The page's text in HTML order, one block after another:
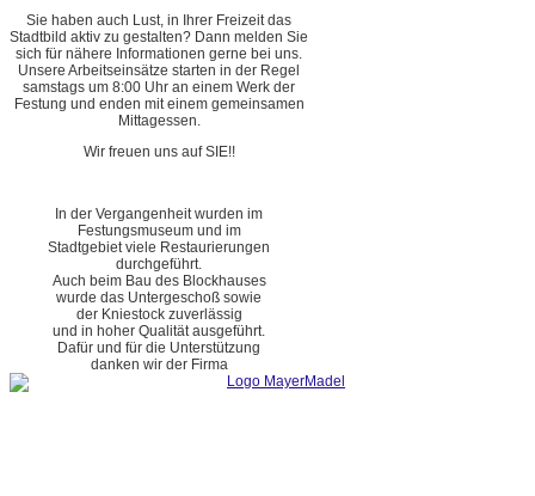
Sie haben auch Lust, in Ihrer Freizeit das
Stadtbild aktiv zu gestalten? Dann melden Sie
sich für nähere Informationen gerne bei uns.
Unsere Arbeitseinsätze starten in der Regel
samstags um 8:00 Uhr an einem Werk der
Festung und enden mit einem gemeinsamen
Mittagessen.
Wir freuen uns auf SIE!!
In der Vergangenheit wurden im
Festungsmuseum und im
Stadtgebiet viele Restaurierungen
durchgeführt.
Auch beim Bau des Blockhauses
wurde das Untergeschoß sowie
der Kniestock zuverlässig
und in hoher Qualität ausgeführt.
Dafür und für die Unterstützung
danken wir der Firma